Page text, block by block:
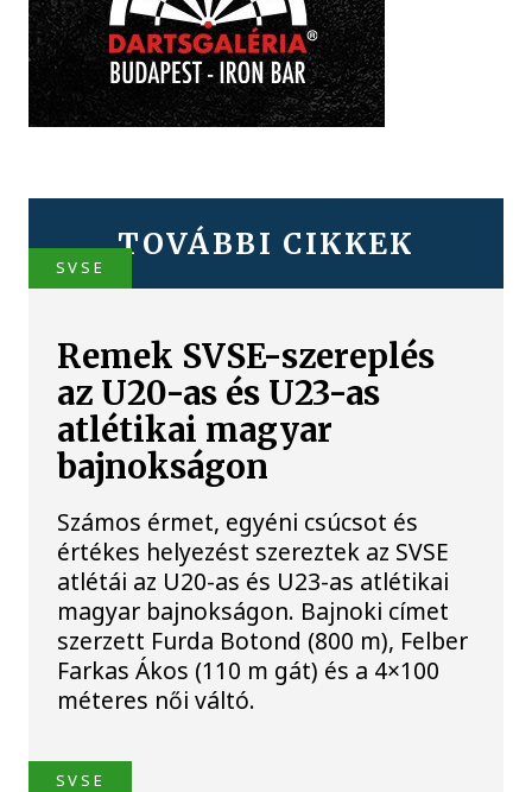
TOVÁBBI CIKKEK
SVSE
Remek SVSE-szereplés
az U20-as és U23-as
atlétikai magyar
bajnokságon
Számos érmet, egyéni csúcsot és
értékes helyezést szereztek az SVSE
atlétái az U20-as és U23-as atlétikai
magyar bajnokságon. Bajnoki címet
szerzett Furda Botond (800 m), Felber
Farkas Ákos (110 m gát) és a 4×100
méteres női váltó.
SVSE